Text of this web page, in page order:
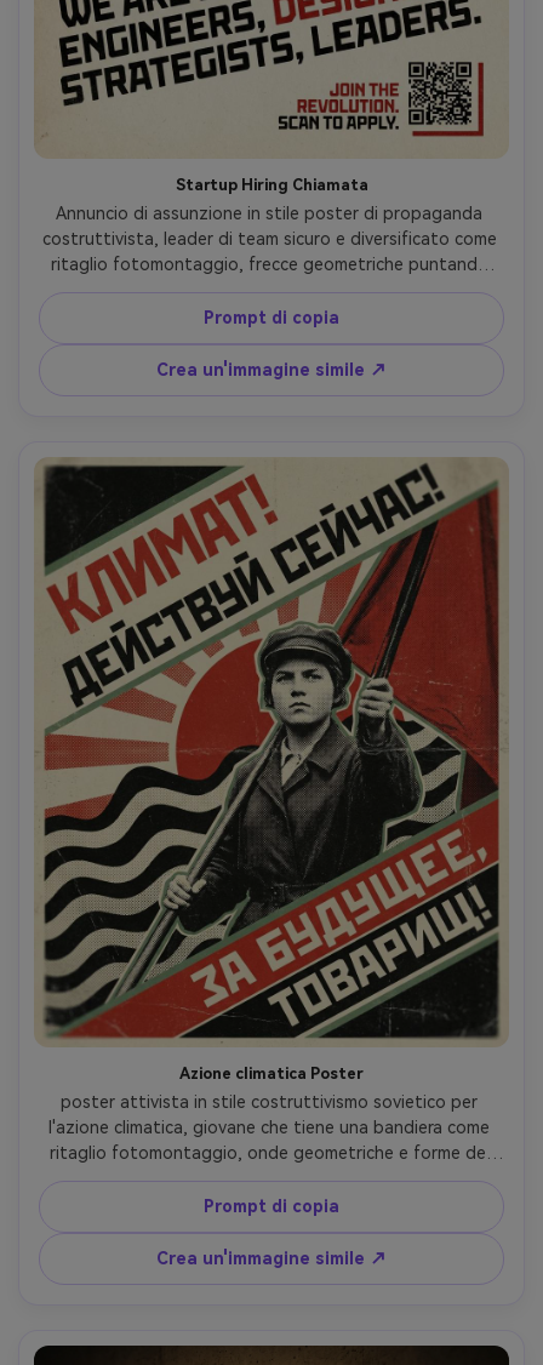
Startup Hiring Chiamata
Annuncio di assunzione in stile poster di propaganda
costruttivista, leader di team sicuro e diversificato come
ritaglio fotomontaggio, frecce geometriche puntando
verso l'alto, banner di titolo diagonale, tavolozza rossa e
nera limitata, texture di inchiostro ruvido, gerarchia
tipografica audace per ruoli e area QR, sensazione
energetica del poster di reclutamento, obiettivo da 85
mm, profondità di campo bassa, illuminazione
Prompt di copia
Crea un'immagine simile ↗
Azione climatica Poster
poster attivista in stile costruttivismo sovietico per
l'azione climatica, giovane che tiene una bandiera come
ritaglio fotomontaggio, onde geometriche e forme del
sole, posizionamento dello slogan diagonale, tavolozza
rossa nera crema con accento verde attenuato, trama a
mezzo tono, grana di carta disturbata, composizione
audace ad alto contrasto, obiettivo da 85 mm,
profondità di campo bassa-AR 4:5
Prompt di copia
Crea un'immagine simile ↗